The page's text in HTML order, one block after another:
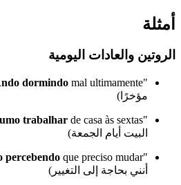
أمثلة
الروتين والعادات اليومية
"
dormindo
مؤخرًا)
"
trabalhar
البيت أيام الجمعة)
"
percebendo
أنني بحاجة إلى التغيير)